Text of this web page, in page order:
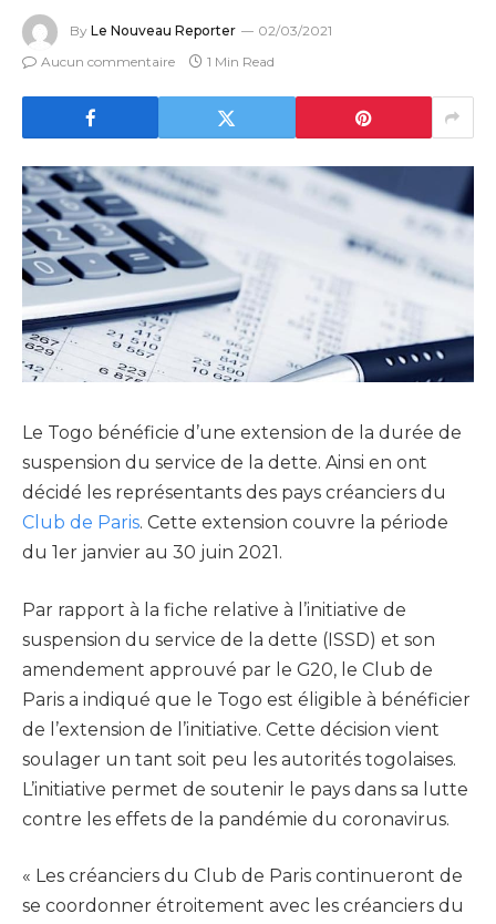
By Le Nouveau Reporter
02/03/2021
Aucun commentaire
1 Min Read
Le Togo bénéficie d’une extension de la durée de
suspension du service de la dette. Ainsi en ont
décidé les représentants des pays créanciers du
Club de Paris. Cette extension couvre la période
du 1er janvier au 30 juin 2021.
Par rapport à la fiche relative à l’initiative de
suspension du service de la dette (ISSD) et son
amendement approuvé par le G20, le Club de
Paris a indiqué que le Togo est éligible à bénéficier
de l’extension de l’initiative. Cette décision vient
soulager un tant soit peu les autorités togolaises.
L’initiative permet de soutenir le pays dans sa lutte
contre les effets de la pandémie du coronavirus.
« Les créanciers du Club de Paris continueront de
se coordonner étroitement avec les créanciers du